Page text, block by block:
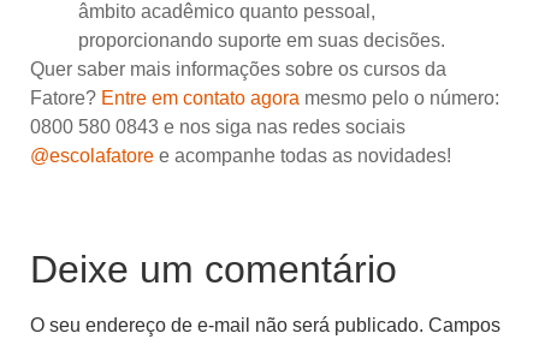
âmbito acadêmico quanto pessoal,
proporcionando suporte em suas decisões.
Quer saber mais informações sobre os cursos da
Fatore? Entre em contato agora mesmo pelo o número:
0800 580 0843 e nos siga nas redes sociais
@escolafatore e acompanhe todas as novidades!
Deixe um comentário
O seu endereço de e-mail não será publicado. Campos